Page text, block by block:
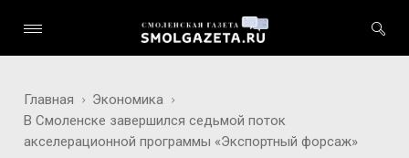
Главная
Экономика
В Смоленске завершился седьмой поток
акселерационной программы «Экспортный форсаж»